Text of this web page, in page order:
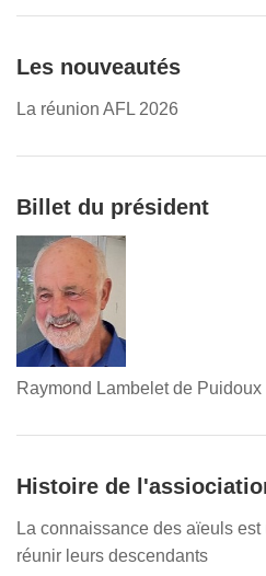
Les nouveautés
La réunion AFL 2026
Billet du président
Raymond Lambelet de Puidoux
Histoire de
La connaissance des aïeuls
réunir leurs descendants